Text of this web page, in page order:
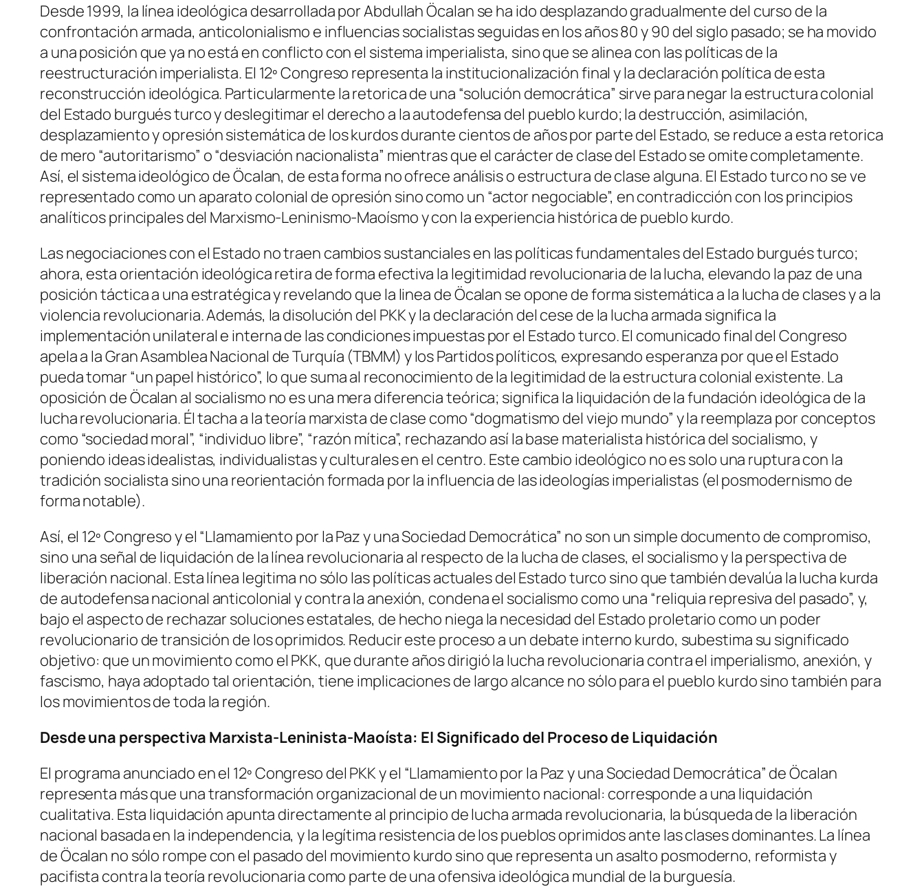
Desde 1999, la línea ideológica desarrollada por Abdullah Öcalan se ha ido desplazando gradualmente del curso de la
confrontación armada, anticolonialismo e influencias socialistas seguidas en los años 80 y 90 del siglo pasado; se ha movido
a una posición que ya no está en conflicto con el sistema imperialista, sino que se alinea con las políticas de la
reestructuración imperialista. El 12º Congreso representa la institucionalización final y la declaración política de esta
reconstrucción ideológica. Particularmente la retorica de una “solución democrática” sirve para negar la estructura colonial
del Estado burgués turco y deslegitimar el derecho a la autodefensa del pueblo kurdo; la destrucción, asimilación,
desplazamiento y opresión sistemática de los kurdos durante cientos de años por parte del Estado, se reduce a esta retorica
de mero “autoritarismo” o “desviación nacionalista” mientras que el carácter de clase del Estado se omite completamente.
Así, el sistema ideológico de Öcalan, de esta forma no ofrece análisis o estructura de clase alguna. El Estado turco no se ve
representado como un aparato colonial de opresión sino como un “actor negociable”, en contradicción con los principios
analíticos principales del Marxismo-Leninismo-Maoísmo y con la experiencia histórica de pueblo kurdo.
Las negociaciones con el Estado no traen cambios sustanciales en las políticas fundamentales del Estado burgués turco;
ahora, esta orientación ideológica retira de forma efectiva la legitimidad revolucionaria de la lucha, elevando la paz de una
posición táctica a una estratégica y revelando que la linea de Öcalan se opone de forma sistemática a la lucha de clases y a la
violencia revolucionaria. Además, la disolución del PKK y la declaración del cese de la lucha armada significa la
implementación unilateral e interna de las condiciones impuestas por el Estado turco. El comunicado final del Congreso
apela a la Gran Asamblea Nacional de Turquía (TBMM) y los Partidos políticos, expresando esperanza por que el Estado
pueda tomar “un papel histórico”, lo que suma al reconocimiento de la legitimidad de la estructura colonial existente. La
oposición de Öcalan al socialismo no es una mera diferencia teórica; significa la liquidación de la fundación ideológica de la
lucha revolucionaria. Él tacha a la teoría marxista de clase como “dogmatismo del viejo mundo” y la reemplaza por conceptos
como “sociedad moral”, “individuo libre”, “razón mítica”, rechazando así la base materialista histórica del socialismo, y
poniendo ideas idealistas, individualistas y culturales en el centro. Este cambio ideológico no es solo una ruptura con la
tradición socialista sino una reorientación formada por la influencia de las ideologías imperialistas (el posmodernismo de
forma notable).
Así, el 12º Congreso y el “Llamamiento por la Paz y una Sociedad Democrática” no son un simple documento de compromiso,
sino una señal de liquidación de la línea revolucionaria al respecto de la lucha de clases, el socialismo y la perspectiva de
liberación nacional. Esta línea legitima no sólo las políticas actuales del Estado turco sino que también devalúa la lucha kurda
de autodefensa nacional anticolonial y contra la anexión, condena el socialismo como una “reliquia represiva del pasado”, y,
bajo el aspecto de rechazar soluciones estatales, de hecho niega la necesidad del Estado proletario como un poder
revolucionario de transición de los oprimidos. Reducir este proceso a un debate interno kurdo, subestima su significado
objetivo: que un movimiento como el PKK, que durante años dirigió la lucha revolucionaria contra el imperialismo, anexión, y
fascismo, haya adoptado tal orientación, tiene implicaciones de largo alcance no sólo para el pueblo kurdo sino también para
los movimientos de toda la región.
Desde una perspectiva Marxista-Leninista-Maoísta: El Significado del Proceso de Liquidación
El programa anunciado en el 12º Congreso del PKK y el “Llamamiento por la Paz y una Sociedad Democrática” de Öcalan
representa más que una transformación organizacional de un movimiento nacional: corresponde a una liquidación
cualitativa. Esta liquidación apunta directamente al principio de lucha armada revolucionaria, la búsqueda de la liberación
nacional basada en la independencia, y la legítima resistencia de los pueblos oprimidos ante las clases dominantes. La línea
de Öcalan no sólo rompe con el pasado del movimiento kurdo sino que representa un asalto posmoderno, reformista y
pacifista contra la teoría revolucionaria como parte de una ofensiva ideológica mundial de la burguesía.